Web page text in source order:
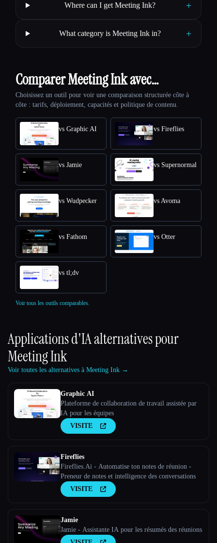
Where can I get Meeting Ink? +
What category is Meeting Ink in? +
Comparer Meeting Ink avec…
Choisissez un outil pour voir une comparaison structurée côte à
côte : tarifs, déploiement, capacités et politique de contenu.
vs Graphic AI vs Fireflies
vs Jamie vs Supernormal
vs Wudpecker vs Avoma
vs Fathom vs Otter
vs tl;dv
Voir tous les outils comparables.
Applications d'IA alternatives pour
Meeting Ink
Voir toutes les alternatives à Meeting Ink →
Graphic AI
Plateforme de collaboration de travail assistée par
IA pour les équipes
VISITE
Fireflies
Fireflies.Ai - Automatise ton notes de réunion -
Preneur de notes et intelligence des conversations
VISITE
Jamie
Jamie - Assistante IA pour les résumés des réunions